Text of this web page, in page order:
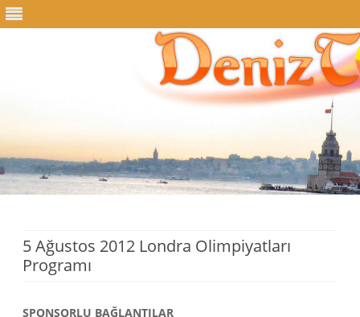
5 Ağustos 2012 Londra Olimpiyatları
Programı
SPONSORLU BAĞLANTILAR